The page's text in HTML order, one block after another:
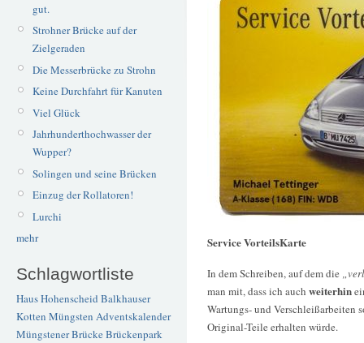
gut.
Strohner Brücke auf der
Zielgeraden
Die Messerbrücke zu Strohn
Keine Durchfahrt für Kanuten
Viel Glück
Jahrhunderthochwasser der
Wupper?
Solingen und seine Brücken
Einzug der Rollatoren!
Lurchi
mehr
Schlagwortliste
Haus Hohenscheid Balkhauser
Kotten Müngsten Adventskalender
Müngstener BrückeBrückenpark
Service VorteilsKarte
In dem Schreiben, auf dem die
man mit, dass ich auch weiterhin
Wartungs- und Verschleißarbeiten
Original-Teile erhalten würde.